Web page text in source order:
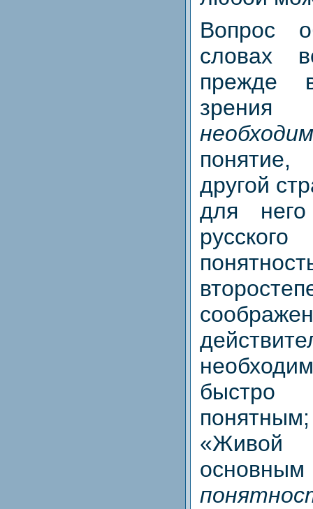
Вопрос
словах
прежде
другой
для него
быстро
основным